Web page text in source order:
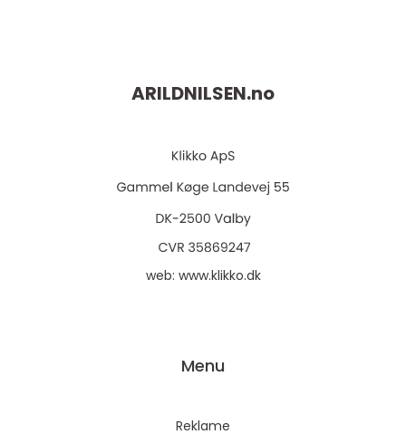
ARILDNILSEN.no
web: www.klikko.dk
Menu
Reklame